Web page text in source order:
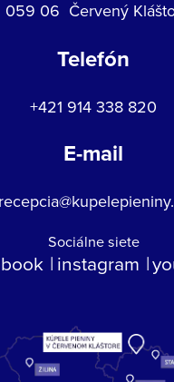
059 06 Červený
Telefón
+421 914 338 820
E-mail
Sociálne siete
instagram